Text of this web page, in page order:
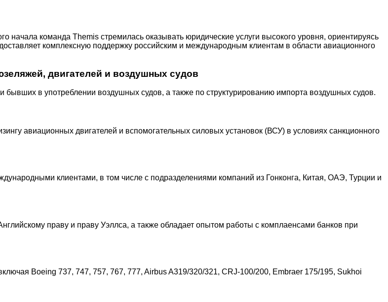
начала команда Themis стремилась оказывать юридические услуги высокого уровня, ориентируясь
комплексную поддержку российским и международным клиентам в области авиационного
двигателей и воздушных судов
в употреблении воздушных судов, а также по структурированию импорта воздушных судов.
авиационных двигателей и вспомогательных силовых установок (ВСУ) в условиях санкционного
клиентами, в том числе с подразделениями компаний из Гонконга, Китая, ОАЭ, Турции и
праву и праву Уэллса, а также обладает опытом работы с комплаенсами банков при
Boeing 737, 747, 757, 767, 777, Airbus A319/320/321, CRJ-100/200, Embraer 175/195, Sukhoi